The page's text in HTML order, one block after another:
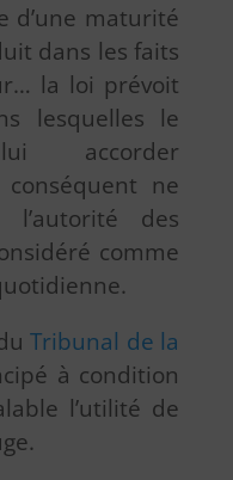
d’une maturité
dans les faits
la loi prévoit
lesquelles le
accorder
ne
des
comme
Tribunal de la
à condition
l’utilité de